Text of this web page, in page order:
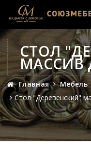
СТОЛ
МАССИВ
Главная Мебель
Стол "Деревенский"